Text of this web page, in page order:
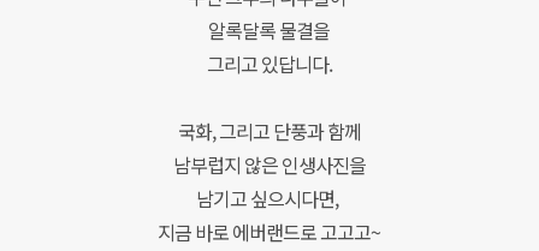
알록달록 물결을
그리고있답니다.
국화, 그리고 단풍과 함께
남부럽지 않은 인생사진을
남기고 싶으시다면,
지금 바로 에버랜드로 고고고~